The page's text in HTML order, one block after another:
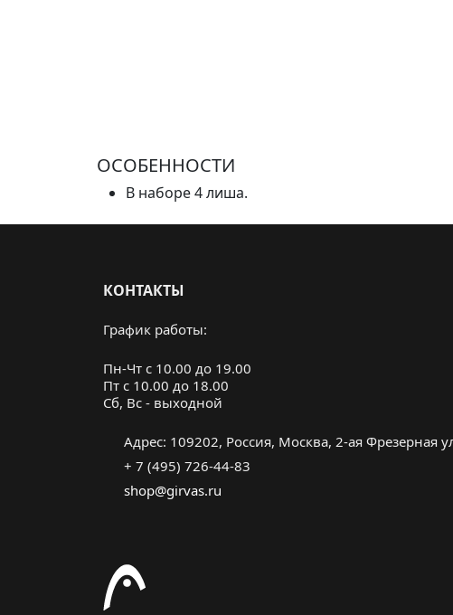
ОСОБЕННОСТИ
В наборе 4 лиша.
КОНТАКТЫ
График работы:
Пн-Чт с 10.00 до 19.00
Пт с 10.00 до 18.00
Cб, Вс - выходной
Адрес: 109202, Россия, Москва, 2-ая Фрезерная
+ 7 (495) 726-44-83
shop@girvas.ru